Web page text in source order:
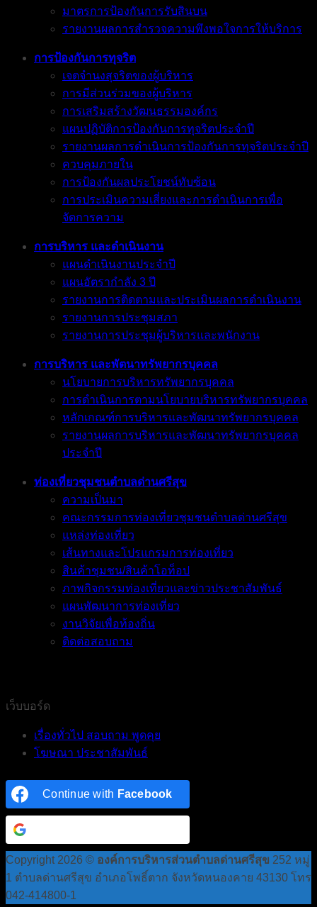
มาตรการป้องกันการรับสินบน
รายงานผลการสำรวจความพึงพอใจการให้บริการ
การป้องกันการทุจริต
เจตจำนงสุจริตของผู้บริหาร
การมีส่วนร่วมของผู้บริหาร
การเสริมสร้างวัฒนธรรมองค์กร
แผนปฏิบัติการป้องกันการทุจริตประจำปี
รายงานผลการดำเนินการป้องกันการทุจริตประจำปี
ควบคุมภายใน
การป้องกันผลประโยชน์ทับซ้อน
การประเมินความเสี่ยงและการดำเนินการเพื่อ
จัดการความ
การบริหาร และดำเนินงาน
แผนดำเนินงานประจำปี
แผนอัตรากำลัง 3 ปี
รายงานการติดตามและประเมินผลการดำเนินงาน
รายงานการประชุมสภา
รายงานการประชุมผู้บริหารและพนักงาน
การบริหาร และพัตนาทรัพยากรบุคคล
นโยบายการบริหารทรัพยากรบุคคล
การดำเนินการตามนโยบายบริหารทรัพยากรบุคคล
หลักเกณฑ์การบริหารและพัฒนาทรัพยากรบุคคล
รายงานผลการบริหารและพัฒนาทรัพยากรบุคคล
ประจำปี
ท่องเที่ยวชุมชนตำบลด่านศรีสุข
ความเป็นมา
คณะกรรมการท่องเที่ยวชุมชนตำบลด่านศรีสุข
แหล่งท่องเที่ยว
เส้นทางและโปรแกรมการท่องเที่ยว
สินค้าชุมชน/สินค้าโอท็อป
ภาพกิจกรรมท่องเที่ยวและข่าวประชาสัมพันธ์
แผนพัฒนาการท่องเที่ยว
งานวิจัยเพื่อท้องถิ่น
ติดต่อสอบถาม
เว็บบอร์ด
เรื่องทั่วไป สอบถาม พูดคุย
โฆษณา ประชาสัมพันธ์
Continue with Facebook
Copyright 2026 © องค์การบริหารส่วนตำบลด่านศรีสุข 252 หมู่
1 ตำบลด่านศรีสุข อำเภอโพธิ์ตาก จังหวัดหนองคาย 43130 โทร
042-414800-1